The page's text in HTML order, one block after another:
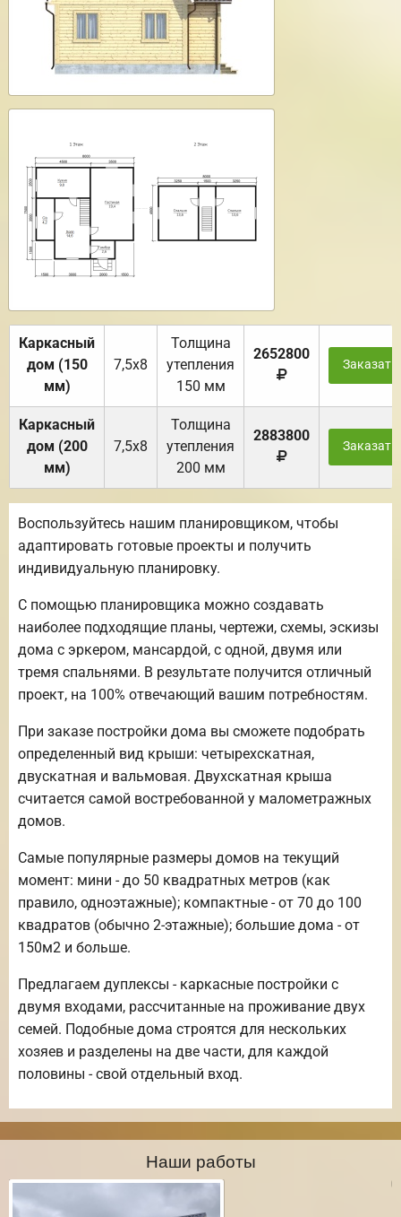
Каркасный
дом (150
мм)
7,5х8
Толщина
утепления
150 мм
2652800
Заказать
Каркасный
дом (200
мм)
7,5х8
Толщина
утепления
200 мм
2883800
Заказать
Воспользуйтесь нашим планировщиком, чтобы
адаптировать готовые проекты и получить
индивидуальную планировку.
С помощью планировщика можно создавать
наиболее подходящие планы, чертежи, схемы, эскизы
дома с эркером, мансардой, с одной, двумя или
тремя спальнями. В результате получится отличный
проект, на 100% отвечающий вашим потребностям.
При заказе постройки дома вы сможете подобрать
определенный вид крыши: четырехскатная,
двускатная и вальмовая. Двухскатная крыша
считается самой востребованной у малометражных
домов.
Самые популярные размеры домов на текущий
момент: мини - до 50 квадратных метров (как
правило, одноэтажные); компактные - от 70 до 100
квадратов (обычно 2-этажные); большие дома - от
150м2 и больше.
Предлагаем дуплексы - каркасные постройки с
двумя входами, рассчитанные на проживание двух
семей. Подобные дома строятся для нескольких
хозяев и разделены на две части, для каждой
половины - свой отдельный вход.
Наши работы